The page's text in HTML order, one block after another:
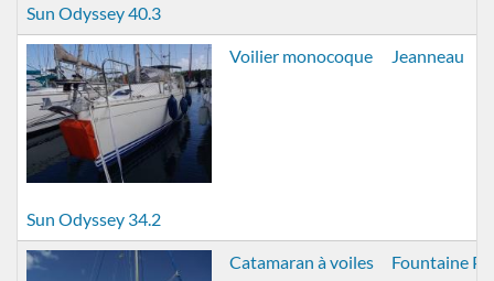
Sun Odyssey 40.3
Sun Odyssey 34.2
Voilier monocoque Jeanneau
Catamaran à voiles Fountaine